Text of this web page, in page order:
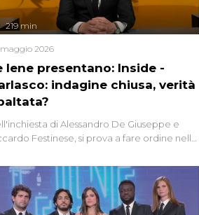
Iene presentano: Inside -
indagine chiusa, verità
219 min
2026
di Alessandro De Giuseppe e
Festinese, si prova a fare ordine nella
a emergere attorno a una delle
giudiziarie più discusse degli ultimi
Lo speciale ricostruisce la vicenda
in fila testimonianze, errori, dettagli